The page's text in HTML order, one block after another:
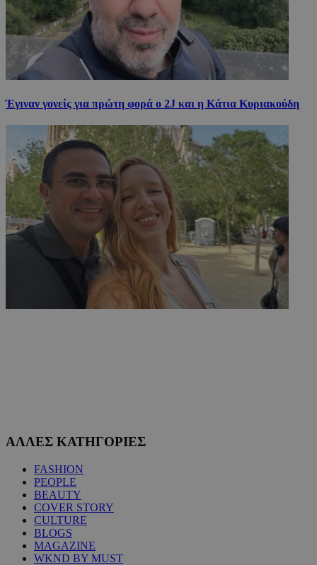
Έγιναν γονείς για πρώτη φορά ο 2J και η Κάτια Κυριακούδη
ΑΛΛΕΣ ΚΑΤΗΓΟΡΙΕΣ
FASHION
PEOPLE
BEAUTY
COVER STORY
CULTURE
BLOGS
MAGAZINE
WKND BY MUST